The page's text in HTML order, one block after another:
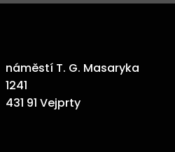
náměstí T. G. Masaryka
1241
431 91 Vejprty